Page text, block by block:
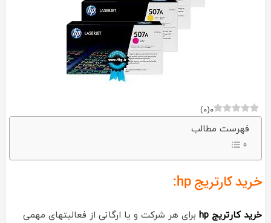
0
(
0
)
فهرست مطالب
خرید کارتریج hp:
خرید کارتریج hp برای هر شرکت و یا ارگانی از فعالیتهای مهمی